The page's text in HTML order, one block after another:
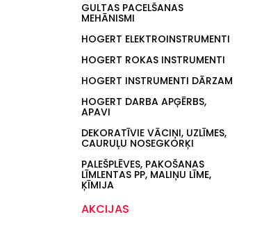
GULTAS PACELŠANAS
MEHĀNISMI
HOGERT ELEKTROINSTRUMENTI
HOGERT ROKAS INSTRUMENTI
HOGERT INSTRUMENTI DĀRZAM
HOGERT DARBA APĢĒRBS,
APAVI
DEKORATĪVIE VĀCIŅI, UZLĪMES,
CAURUĻU NOSEGKORĶI
PALEŠPLĒVES, PAKOŠANAS
LĪMLENTAS PP, MALIŅU LĪME,
ĶĪMIJA
AKCIJAS